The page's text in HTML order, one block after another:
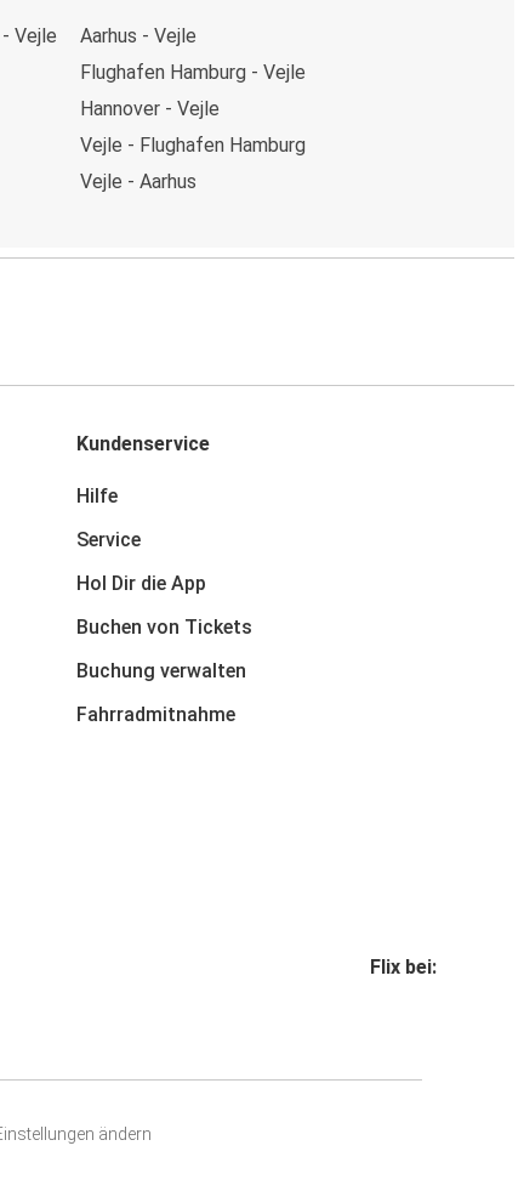
Vejle
Aarhus - Vejle
Flughafen Hamburg - Vejle
Hannover - Vejle
Vejle - Flughafen Hamburg
Vejle - Aarhus
Kundenservice
Hilfe
Service
Hol Dir die App
Buchen von Tickets
Buchung verwalten
Fahrradmitnahme
Flix bei:
ändern